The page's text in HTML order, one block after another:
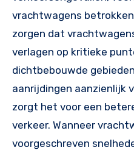
vrachtwagens
zorgen dat
verlagen op kritieke
dichtbebouwde
aanrijdingen aanzienlijk
zorgt het voor een
verkeer. Wanneer
voorgeschreven